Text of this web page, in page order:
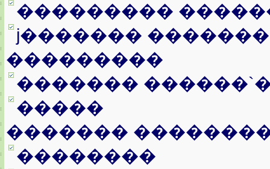
���������
ϳ�������
���������
�������
�����
�������
��������